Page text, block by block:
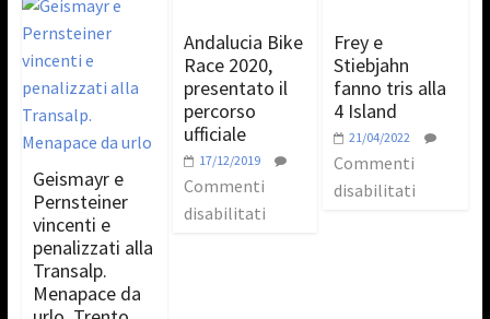
Geismayr e
Pernsteiner
vincenti e
penalizzati alla
Transalp.
Menapace da
Andalucia Bike
Race 2020,
presentato il
percorso
ufficiale
17/12/2019
Commenti
disabilitati
Frey e
Stiebjahn
fanno tris alla
4 Island
21/04/2022
Commenti
disabilitati